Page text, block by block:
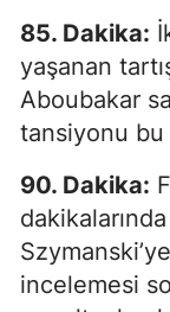
85. Dakika:
yaşanan
Aboubakar
tansiyonu
90. Dakika:
incelemesi